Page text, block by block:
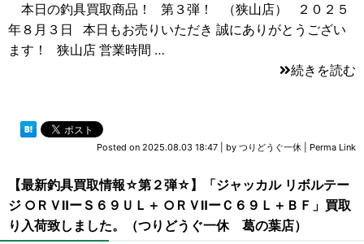
本日の釣具買取商品！ 第３弾！ （狭山店） ２０２５
年８月３日 本日もお売りいただき 誠にありがとうござい
ます！ 狭山店 営業時間 …
続きを読む
Posted on 2025.08.03 18:47 by つりどうぐ一休 Perma Link
【最新釣具買取情報☆第２弾☆】「ジャッカル リボルテー
ジ ○ＲＶⅡーＳ６９ＵＬ＋ ○ＲＶⅡーＣ６９Ｌ＋ＢＦ」買取
り入荷致しました。（つりどうぐ一休 葛の葉店）